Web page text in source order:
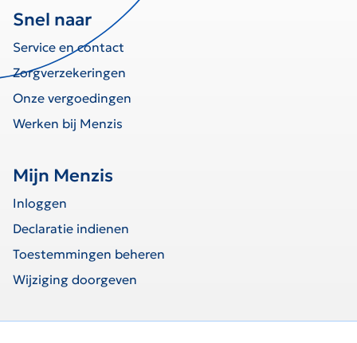
Snel naar
Service en contact
Zorgverzekeringen
Onze vergoedingen
Werken bij Menzis
Mijn Menzis
Inloggen
Declaratie indienen
Toestemmingen beheren
Wijziging doorgeven